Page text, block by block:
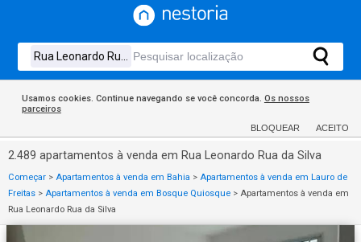
Usamos cookies. Continue navegando se você concorda. Os nossos
parceiros
BLOQUEAR ACEITO
2.489 apartamentos à venda em Rua Leonardo Rua da Silva
Começar > Apartamentos à venda em Bahia > Apartamentos à venda em Lauro de
Freitas > Apartamentos à venda em Bosque Quiosque > Apartamentos à venda em
Rua Leonardo Rua da Silva